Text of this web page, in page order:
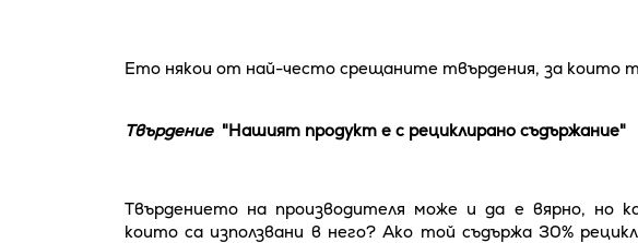
Ето някои от най-често срещаните твърдения, за които
Твърдение "Нашият продукт е с рециклирано съдържание"
Твърдението на производителя може и да е вярно, но
които са използвани в него? Ако той съдържа 30%